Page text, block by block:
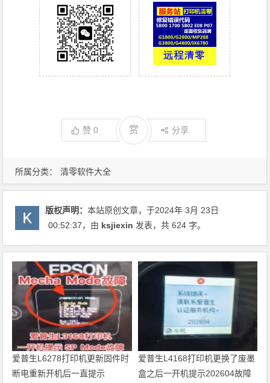
所属分类： 清零软件大全
赞0 赏 分享
版权声明：本站原创文章，于2024年 3月 23日
00:52:37，由 ksjiexin 发表，共 624 字。
爱普生L6278打印机更新固件时
断电重新开机后一直提示
爱普生L4168打印机更换了废墨
盒之后一开机提示202604故障